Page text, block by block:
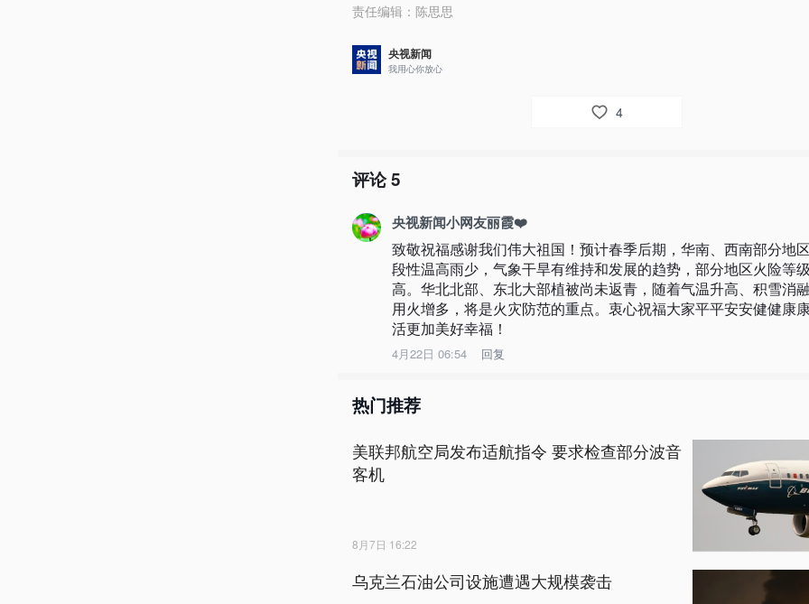
责任编辑： 陈思思
央视新闻
我用心你放心
4
评论5
央视新闻小网友丽霞❤️
致敬祝福感谢我们伟大祖国！预计春季后期，华南、西南部分地
段性温高雨少，气象干旱有维持和发展的趋势，部分地区火险等级
高。华北北部、东北大部植被尚未返青，随着气温升高、积雪消融
用火增多，将是火灾防范的重点。衷心祝福大家平平安安健健康
活更加美好幸福！
4月22日 06:54 回复
热门推荐
美联邦航空局发布适航指令 要求检查部分波音
客机
8月7日 16:22
乌克兰石油公司设施遭遇大规模袭击